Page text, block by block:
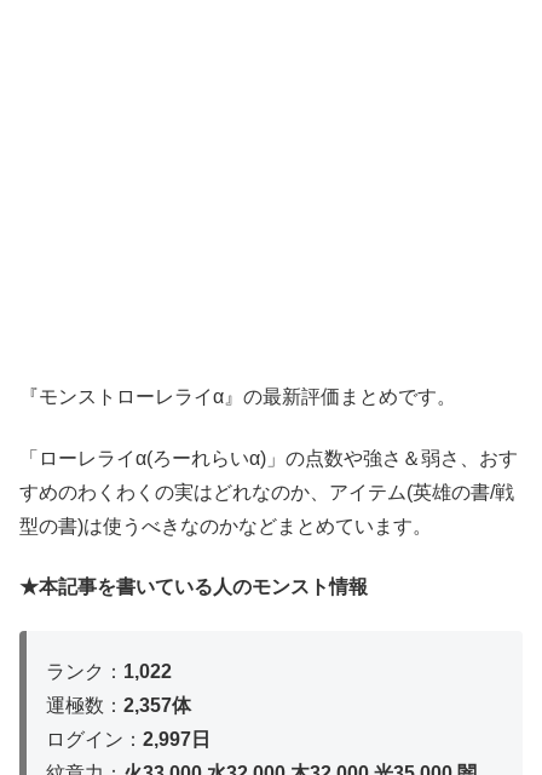
『モンストローレライα』の最新評価まとめです。
「ローレライα(ろーれらいα)」の点数や強さ＆弱さ、おす
すめのわくわくの実はどれなのか、アイテム(英雄の書/戦
型の書)は使うべきなのかなどまとめています。
★本記事を書いている人のモンスト情報
ランク： 1,022
運極数： 2,357体
ログイン： 2,997日